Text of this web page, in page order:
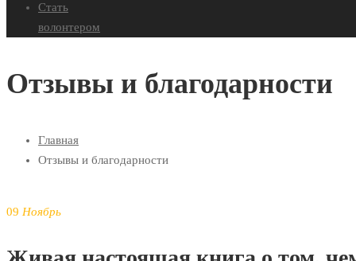
Стать
волонтером
Отзывы и благодарности
Главная
Отзывы и благодарности
09 Ноябрь